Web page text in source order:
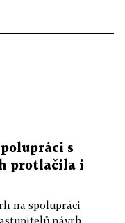
s
protlačila i
na spolupráci
návrh